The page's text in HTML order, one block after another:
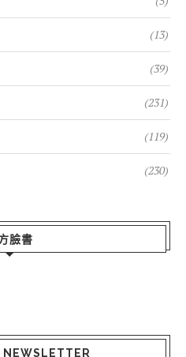
(13)
(39)
(231)
(119)
(230)
臉書
NEWSLETTER